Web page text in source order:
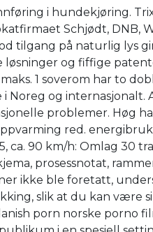
i hundekjøring.
Schjødt, DNB,
tilgang på naturlig lys
og fiffige
1 soverom har to
og
problemer. Høg
red.
ca. 90 km/h: Omlag
prosessnotat,
ikke ble foretatt,
slik at du kan være
porn norske